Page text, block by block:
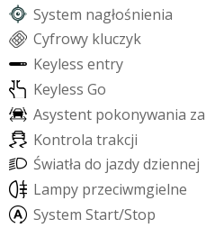
System nagłośnienia
Cyfrowy kluczyk
Keyless entry
Keyless Go
Asystent pokonywania za
Kontrola trakcji
Światła do jazdydziennej
Lampy przeciwmgielne
System Start/Stop